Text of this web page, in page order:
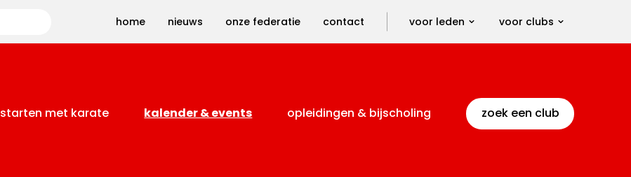
home nieuws onze federatie contact voor leden voor clubs
starten met karate kalender & events opleidingen & bijscholing zoek een club